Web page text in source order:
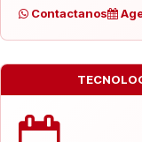
Contactanos